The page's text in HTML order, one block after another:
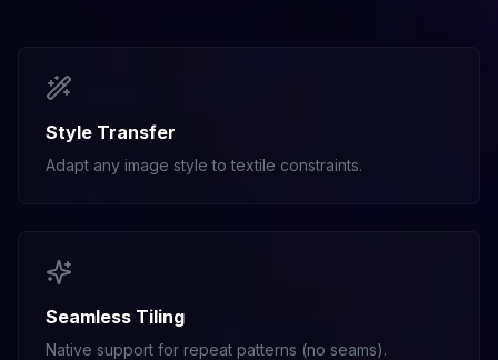
Style Transfer
Adapt any image style to textile constraints.
Seamless Tiling
Native support for repeat patterns (no seams).